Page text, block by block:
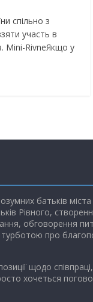
спільно з
участь в
Mini-RivneЯкщо у
до Великодня
батьків міста
Рівного,
обговорення
про
щодо
хочеться